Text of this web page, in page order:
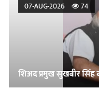
07-AUG-2026 74
शिअद प्रमुख सुखबीर सिंह